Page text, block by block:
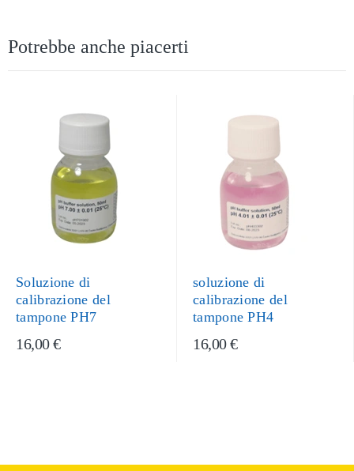
Potrebbe anche piacerti
Soluzione di
calibrazione del
tampone PH7
16,00 €
soluzione di
calibrazione del
tampone PH4
16,00 €